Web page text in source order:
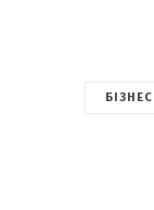
БІЗНЕС